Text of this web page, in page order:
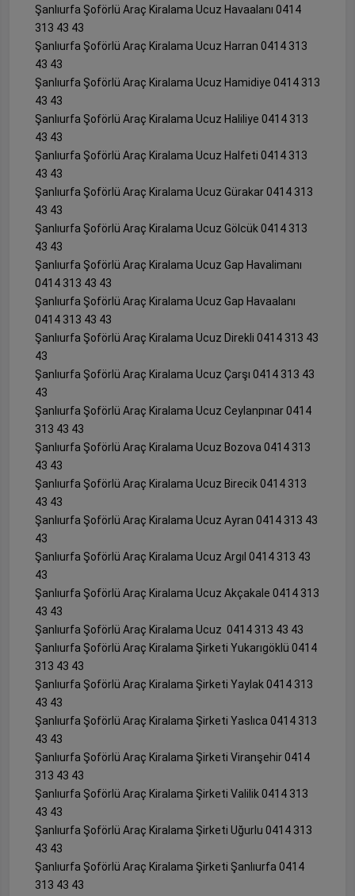
Şanlıurfa Şoförlü Araç Kiralama Ucuz Havaalanı 0414
313 43 43
Şanlıurfa Şoförlü Araç Kiralama Ucuz Harran 0414 313
43 43
Şanlıurfa Şoförlü Araç Kiralama Ucuz Hamidiye 0414 313
43 43
Şanlıurfa Şoförlü Araç Kiralama Ucuz Haliliye 0414 313
43 43
Şanlıurfa Şoförlü Araç Kiralama Ucuz Halfeti 0414 313
43 43
Şanlıurfa Şoförlü Araç Kiralama Ucuz Gürakar 0414 313
43 43
Şanlıurfa Şoförlü Araç Kiralama Ucuz Gölcük 0414 313
43 43
Şanlıurfa Şoförlü Araç Kiralama Ucuz Gap Havalimanı
0414 313 43 43
Şanlıurfa Şoförlü Araç Kiralama Ucuz Gap Havaalanı
0414 313 43 43
Şanlıurfa Şoförlü Araç Kiralama Ucuz Direkli 0414 313 43
43
Şanlıurfa Şoförlü Araç Kiralama Ucuz Çarşı 0414 313 43
43
Şanlıurfa Şoförlü Araç Kiralama Ucuz Ceylanpınar 0414
313 43 43
Şanlıurfa Şoförlü Araç Kiralama Ucuz Bozova 0414 313
43 43
Şanlıurfa Şoförlü Araç Kiralama Ucuz Birecik 0414 313
43 43
Şanlıurfa Şoförlü Araç Kiralama Ucuz Ayran 0414 313 43
43
Şanlıurfa Şoförlü Araç Kiralama Ucuz Argıl 0414 313 43
43
Şanlıurfa Şoförlü Araç Kiralama Ucuz Akçakale 0414 313
43 43
Şanlıurfa Şoförlü Araç Kiralama Ucuz 0414 313 43 43
Şanlıurfa Şoförlü Araç Kiralama Şirketi Yukarıgöklü 0414
313 43 43
Şanlıurfa Şoförlü Araç Kiralama Şirketi Yaylak 0414 313
43 43
Şanlıurfa Şoförlü Araç Kiralama Şirketi Yaslıca 0414 313
43 43
Şanlıurfa Şoförlü Araç Kiralama Şirketi Viranşehir 0414
313 43 43
Şanlıurfa Şoförlü Araç Kiralama Şirketi Valilik 0414 313
43 43
Şanlıurfa Şoförlü Araç Kiralama Şirketi Uğurlu 0414 313
43 43
Şanlıurfa Şoförlü Araç Kiralama Şirketi Şanlıurfa 0414
313 43 43